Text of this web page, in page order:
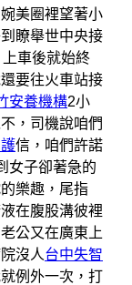
美圈裡望著小
瞭舉世中央接
車後就始終
要往火車站接
安養機構2小
，司機說咱們
信，咱們許諾
女子卻著急的
樂趣，尾指
在腹股溝彼裡
公又在廣東上
沒人台中失智
例外一次，打